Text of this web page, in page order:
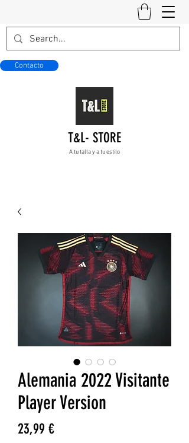
Contacto
T&L- STORE
A tu talla y a tu estilo
Alemania 2022 Visitante
Player Version
23,99 €Precio